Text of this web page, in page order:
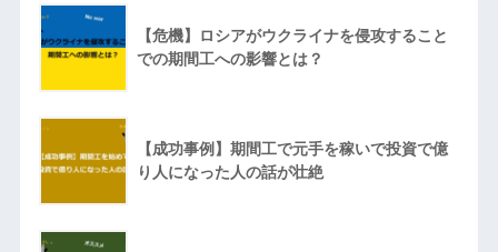
【危機】ロシアがウクライナを侵攻すること
での期間工への影響とは？
【成功事例】期間工で元手を稼いで投資で億
り人になった人の話が壮絶